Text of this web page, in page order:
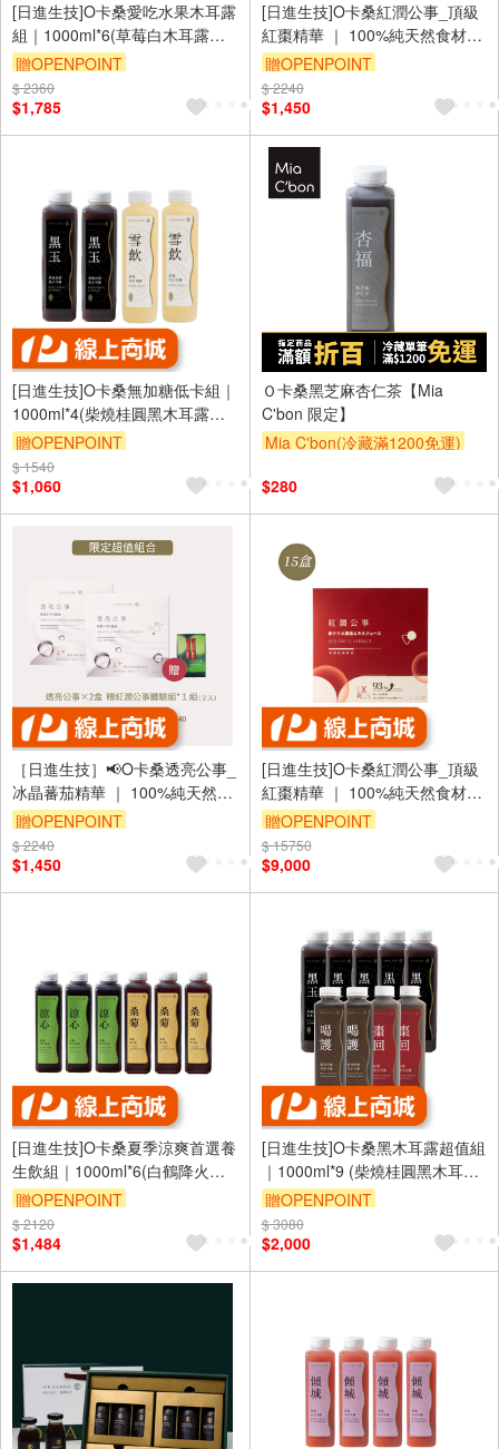
[日進生技]O卡桑愛吃水果木耳露
組｜1000ml*6(草莓白木耳露
*2、雪梨白木耳露*2、蜂蜜檸檬
白木耳露*2)
贈OPENPOINT
訂單滿 2000 元折抵 100元
（運費不算在 2000 元的範圍
內）
$ 2360
$1,785
[日進生技]O卡桑紅潤公事_頂級
紅棗精華 ｜ 100%純天然食材
(15ml×15包/盒)×2盒+贈透亮公
事體驗組*1組(2入)
贈OPENPOINT
訂單滿 2000 元折抵 100元
（運費不算在 2000 元的範圍
內）
$ 2240
$1,450
[日進生技]O卡桑無加糖低卡組｜
1000ml*4(柴燒桂圓黑木耳露
*2、原味白木耳露*2)
贈OPENPOINT
訂單滿 2000 元折抵 100元
（運費不算在 2000 元的範圍
內）
$ 1540
$1,060
Ｏ卡桑黑芝麻杏仁茶【Mia
C'bon 限定】
Mia C'bon(冷藏滿1200免運)
$280
［日進生技］📢O卡桑透亮公事_
冰晶蕃茄精華 ｜ 100%純天然食
材 (15ml×15包/盒)×2盒+✨加贈
紅潤公事體驗組*1✨
贈OPENPOINT
訂單滿 2000 元折抵 100元
（運費不算在 2000 元的範圍
內）
$ 2240
$1,450
[日進生技]O卡桑紅潤公事_頂級
紅棗精華 ｜ 100%純天然食材
(15ml×15包/盒)×15盒
贈OPENPOINT
訂單滿 2000 元折抵 100元
（運費不算在 2000 元的範圍
內）
$ 15750
$9,000
[日進生技]O卡桑夏季涼爽首選養
生飲組｜1000ml*6(白鶴降火涼
茶*3、桑菊散月飲*3)
贈OPENPOINT
訂單滿 2000 元折抵 100元
（運費不算在 2000 元的範圍
內）
$ 2120
$1,484
[日進生技]O卡桑黑木耳露超值組
｜1000ml*9 (柴燒桂圓黑木耳露
*5、經典黑糖黑木耳露*2、紅棗
黑木耳露*2)
贈OPENPOINT
訂單滿 2000 元折抵 100元
（運費不算在 2000 元的範圍
內）
$ 3080
$2,000